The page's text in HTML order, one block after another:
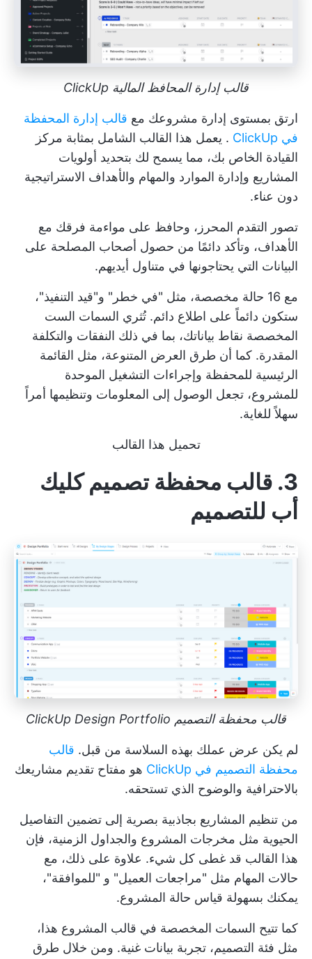
قالب إدارة المحافظ المالية ClickUp
ارتق بمستوى إدارة مشروعك مع قالب إدارة المحفظة
في ClickUp
. يعمل هذا القالب الشامل بمثابة مركز
القيادة الخاص بك، مما يسمح لك بتحديد أولويات
المشاريع وإدارة الموارد والمهام والأهداف الاستراتيجية
دون عناء.
تصور التقدم المحرز، وحافظ على مواءمة فرقك مع
الأهداف، وتأكد دائمًا من حصول أصحاب المصلحة على
البيانات التي يحتاجونها في متناول أيديهم.
مع 16 حالة مخصصة، مثل "في خطر" و"قيد التنفيذ"،
ستكون دائماً على اطلاع دائم. تُثري السمات الست
المخصصة نقاط بياناتك، بما في ذلك النفقات والتكلفة
المقدرة. كما أن طرق العرض المتنوعة، مثل القائمة
الرئيسية للمحفظة وإجراءات التشغيل الموحدة
للمشروع، تجعل الوصول إلى المعلومات وتنظيمها أمراً
سهلاً للغاية.
تحميل هذا القالب
3. قالب محفظة تصميم كليك
أب للتصميم
قالب محفظة التصميم ClickUp Design Portfolio
لم يكن عرض عملك بهذه السلاسة من قبل. قالب
محفظة التصميم في ClickUp
هو مفتاح تقديم مشاريعك
بالاحترافية والوضوح الذي تستحقه.
من تنظيم المشاريع بجاذبية بصرية إلى تضمين التفاصيل
الحيوية مثل مخرجات المشروع والجداول الزمنية، فإن
هذا القالب قد غطى كل شيء. علاوة على ذلك، مع
حالات المهام مثل "مراجعات العميل" و "للموافقة"،
يمكنك بسهولة قياس حالة المشروع.
كما تتيح السمات المخصصة في قالب المشروع هذا،
مثل فئة التصميم، تجربة بيانات غنية. ومن خلال طرق